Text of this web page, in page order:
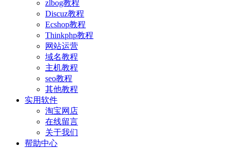
zlbog教程
Discuz教程
Ecshop教程
Thinkphp教程
网站运营
域名教程
主机教程
seo教程
其他教程
实用软件
淘宝网店
在线留言
关于我们
帮助中心